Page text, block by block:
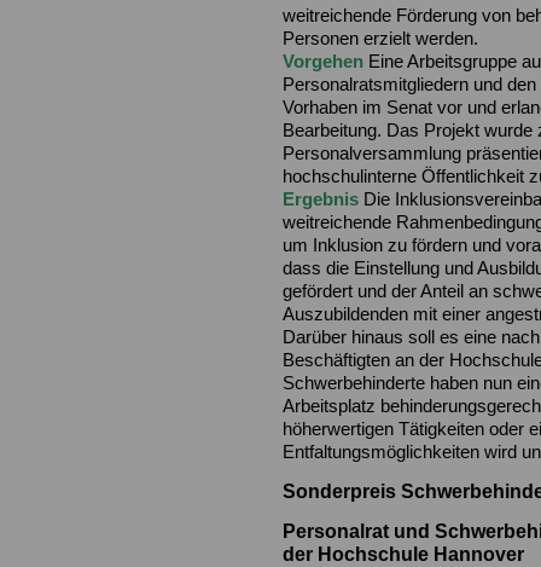
weitreichende Förderung von
Personen erzielt werden.
Vorgehen Eine Arbeitsgruppe
Personalratsmitgliedern und
Vorhaben im Senat vor und
Bearbeitung. Das Projekt wurde
Personalversammlung
hochschulinterne Öffentlichkeit
Ergebnis Die
weitreichende
um Inklusion zu fördern und
dass die Einstellung und
gefördert und der Anteil an
Auszubildenden mit einer
Darüber hinaus soll es eine
Beschäftigten an der
Schwerbehinderte haben nun
Arbeitsplatz
höherwertigen Tätigkeiten oder
Entfaltungsmöglichkeiten wird
Sonderpreis
Personalrat und
der Hochschule Hannover